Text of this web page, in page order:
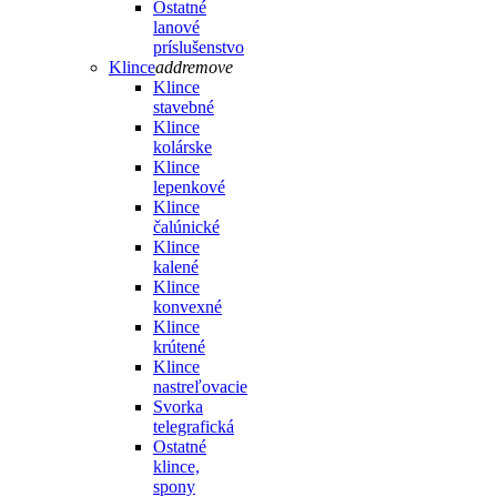
Ostatné
lanové
príslušenstvo
Klinceaddremove
Klince
stavebné
Klince
kolárske
Klince
lepenkové
Klince
čalúnické
Klince
kalené
Klince
konvexné
Klince
krútené
Klince
nastreľovacie
Svorka
telegrafická
Ostatné
klince,
spony